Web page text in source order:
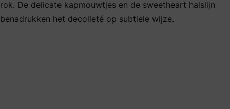
rok. De delicate kapmouwtjes en de sweetheart halslijn
benadrukken het decolleté op subtiele wijze.